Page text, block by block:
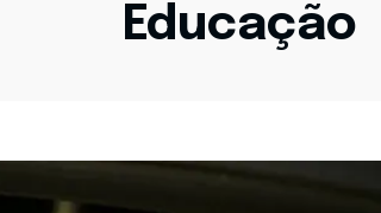
Educação